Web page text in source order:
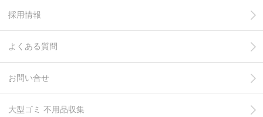
採用情報
よくある質問
お問い合せ
大型ゴミ 不用品収集